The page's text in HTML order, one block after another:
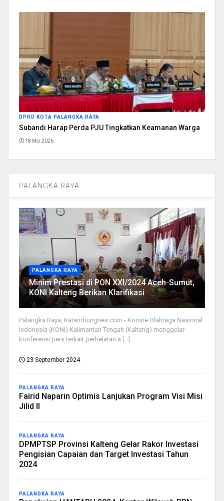
DPRD KOTA PALANGKA RAYA
Subandi Harap Perda PJU Tingkatkan Keamanan Warga
18 Mei 2026
PALANGKA RAYA
PALANGKA RAYA
Minim Prestasi di PON XXI/2024 Aceh-Sumut,
KONI Kalteng Berikan Klarifikasi
Palangka Raya, Katambungnes.com - Komite Olahraga Nasional
Indonesia (KONI) Kalimantan Tengah (Kalteng) menggelar
konferensi pers terkait perhelatan a [...]
23 September 2024
PALANGKA RAYA
Fairid Naparin Optimis Lanjukan Program Visi Misi
Jilid II
PALANGKA RAYA
DPMPTSP Provinsi Kalteng Gelar Rakor Investasi
Pengisian Capaian dan Target Investasi Tahun
2024
PALANGKA RAYA